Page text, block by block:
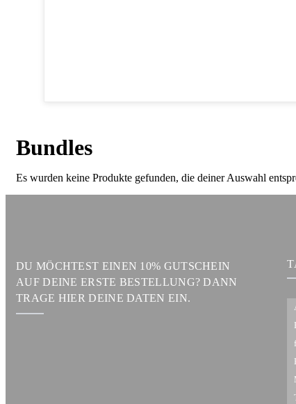
Bundles
Es wurden keine Produkte gefunden, die deiner Auswahl
DU MÖCHTEST EINEN 10% GUTSCHEIN
AUF DEINE ERSTE BESTELLUNG? DANN
TRAGE HIER DEINE DATEN EIN.